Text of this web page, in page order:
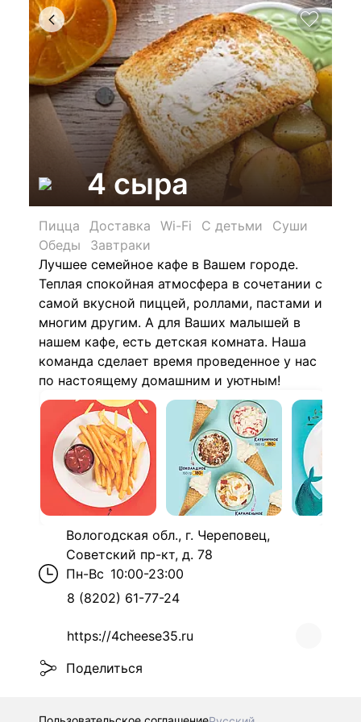
4 сыра
Пицца Доставка Wi-Fi С детьми
Суши
Обеды
Завтраки
Лучшее семейное кафе в Вашем городе.
Теплая спокойная атмосфера в сочетании с
самой вкусной пиццей, роллами, пастами и
многим другим. А для Ваших малышей в
нашем кафе, есть детская комната. Наша
команда сделает время проведенное у нас
по настоящему домашним и уютным!
Вологодская обл., г. Череповец,
Советский пр-кт, д. 78
Пн-Вс 10:00-23:00
8 (8202) 61-77-24
https://4cheese35.ru
Поделиться